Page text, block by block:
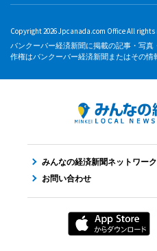
Copyright 2026 Jpcanada.com Office All rights
バンクーバー経済新聞に掲載の記事・写
作権はバンクーバー経済新聞またはその情
みんなの経済新聞ネットワーク
お問い合わせ